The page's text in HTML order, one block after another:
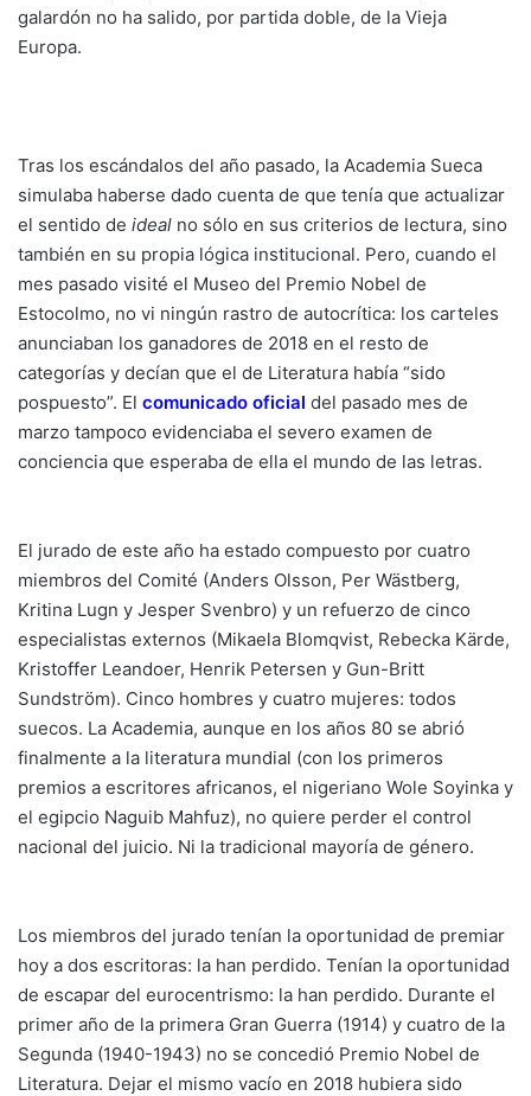
galardón no ha salido, por partida doble, de la Vieja
Europa.
Tras los escándalos del año pasado, la Academia Sueca
simulaba haberse dado cuenta de que tenía que actualizar
el sentido de ideal no sólo en sus criterios de lectura, sino
también en su propia lógica institucional. Pero, cuando el
mes pasado visité el Museo del Premio Nobel de
Estocolmo, no vi ningún rastro de autocrítica: los carteles
anunciaban los ganadores de 2018 en el resto de
categorías y decían que el de Literatura había “sido
pospuesto”. El comunicado oficial del pasado mes de
marzo tampoco evidenciaba el severo examen de
conciencia que esperaba de ella el mundo de las letras.
El jurado de este año ha estado compuesto por cuatro
miembros del Comité (Anders Olsson, Per Wästberg,
Kritina Lugn y Jesper Svenbro) y un refuerzo de cinco
especialistas externos (Mikaela Blomqvist, Rebecka Kärde,
Kristoffer Leandoer, Henrik Petersen y Gun-Britt
Sundström). Cinco hombres y cuatro mujeres: todos
suecos. La Academia, aunque en los años 80 se abrió
finalmente a la literatura mundial (con los primeros
premios a escritores africanos, el nigeriano Wole Soyinka y
el egipcio Naguib Mahfuz), no quiere perder el control
nacional del juicio. Ni la tradicional mayoría de género.
Los miembros del jurado tenían la oportunidad de premiar
hoy a dos escritoras: la han perdido. Tenían la oportunidad
de escapar del eurocentrismo: la han perdido. Durante el
primer año de la primera Gran Guerra (1914) y cuatro de la
Segunda (1940-1943) no se concedió Premio Nobel de
Literatura. Dejar el mismo vacío en 2018 hubiera sido